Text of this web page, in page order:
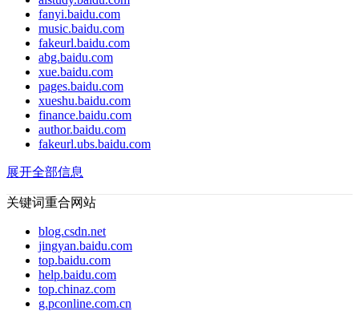
fanyi.baidu.com
music.baidu.com
fakeurl.baidu.com
abg.baidu.com
xue.baidu.com
pages.baidu.com
xueshu.baidu.com
finance.baidu.com
author.baidu.com
fakeurl.ubs.baidu.com
展开全部信息
关键词重合网站
blog.csdn.net
jingyan.baidu.com
top.baidu.com
help.baidu.com
top.chinaz.com
g.pconline.com.cn